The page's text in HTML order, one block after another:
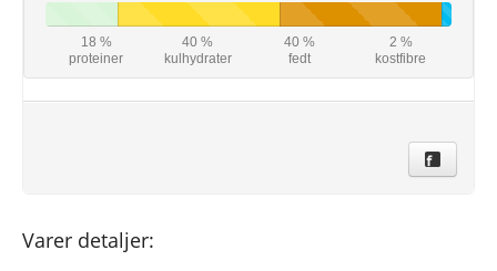
18 %
proteiner
40 %
kulhydrater
40 %
fedt
2 %
kostfibre
Varer detaljer: